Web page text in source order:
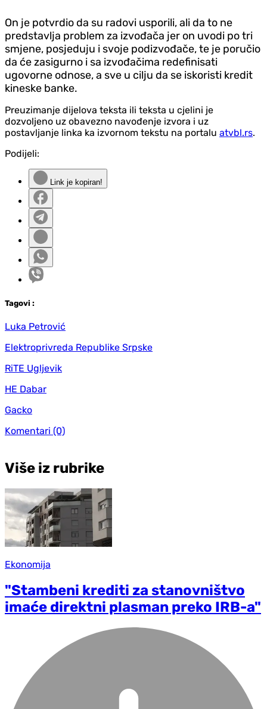
On je potvrdio da su radovi usporili, ali da to ne
predstavlja problem za izvođača jer on uvodi po tri
smjene, posjeduju i svoje podizvođače, te je poručio
da će zasigurno i sa izvođačima redefinisati
ugovorne odnose, a sve u cilju da se iskoristi kredit
kineske banke.
Preuzimanje dijelova teksta ili teksta u cjelini je
dozvoljeno uz obavezno navođenje izvora i uz
postavljanje linka ka izvornom tekstu na portalu atvbl.rs.
Podijeli:
Link je kopiran!
Tagovi :
Luka Petrović
Elektroprivreda Republike Srpske
RiTE Ugljevik
HE Dabar
Gacko
Komentari (0)
Više iz rubrike
Ekonomija
"Stambeni krediti za stanovništvo
imaće direktni plasman preko IRB-a"